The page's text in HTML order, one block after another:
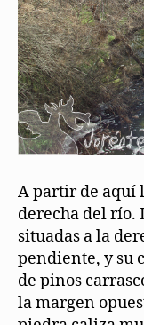
A partir de aquí
derecha del río.
situadas a la
pendiente, y su
de pinos
la margen